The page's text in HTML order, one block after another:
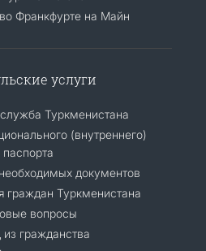
Франкфурте на Майн
услуги
Туркменистана
(внутреннего)
паспорта
документов
граждан Туркменистана
вопросы
гражданства